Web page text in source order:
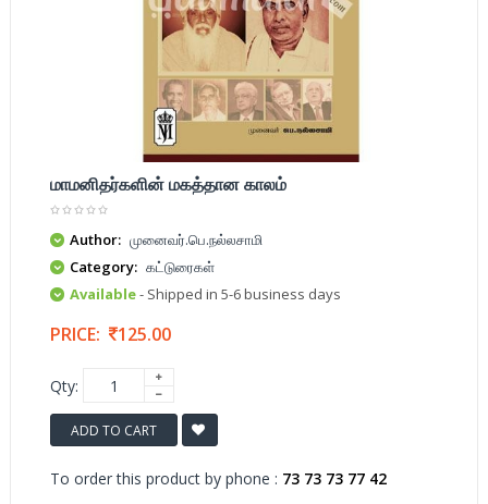
மாமனிதர்களின் மகத்தான காலம்
Author: முனைவர்.பெ.நல்லசாமி
Category: கட்டுரைகள்
Available- Shipped in 5-6 business days
PRICE: 125.00
Qty:
ADD TO CART
To order this product by phone : 73 73 73 77 42